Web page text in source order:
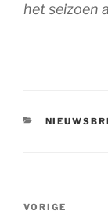
het seizoen
Bericht
VORIGE